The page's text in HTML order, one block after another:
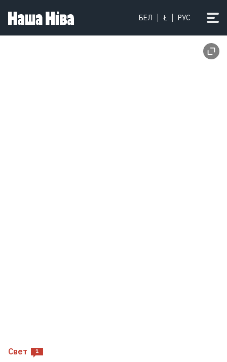
БЕЛ Ł РУС
Свет 1